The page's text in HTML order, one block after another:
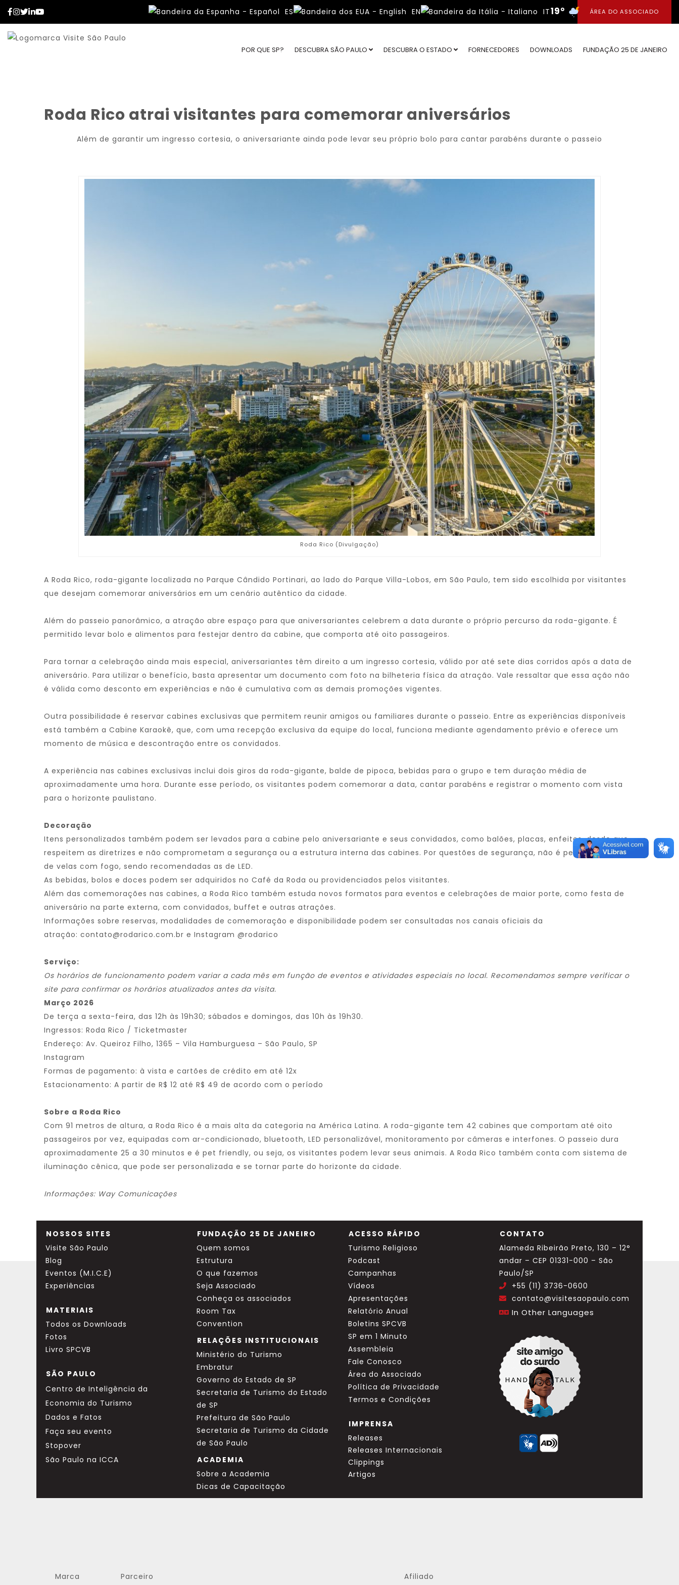
Facebook
Instagram
Twitter
LinkedIn ES EN IT19° ÁREA DO ASSOCIADO
POR QUE SP? DESCUBRA SÃO PAULO DESCUBRA O ESTADO FORNECEDORES DOWNLOADS FUNDAÇÃO 25 DE JANEIRO
Roda Rico atrai visitantes para comemorar aniversários
Além de garantir um ingresso cortesia, o aniversariante ainda pode levar seu próprio bolo para cantar parabéns durante o passeio
Roda Rico (Divulgação)
A Roda Rico, roda-gigante localizada no Parque Cândido Portinari, ao lado do Parque Villa-Lobos, em São Paulo, tem sido escolhida por visitantes
que desejam comemorar aniversários em um cenário autêntico da cidade.
Além do passeio panorâmico, a atração abre espaço para que aniversariantes celebrem a data durante o próprio percurso da roda-gigante. É
permitido levar bolo e alimentos para festejar dentro da cabine, que comporta até oito passageiros.
Para tornar a celebração ainda mais especial, aniversariantes têm direito a um ingresso cortesia, válido por até sete dias corridos após a data de
aniversário. Para utilizar o benefício, basta apresentar um documento com foto na bilheteria física da atração. Vale ressaltar que essa ação não
é válida como desconto em experiências e não é cumulativa com as demais promoções vigentes.
Outra possibilidade é reservar cabines exclusivas que permitem reunir amigos ou familiares durante o passeio. Entre as experiências disponíveis
está também a Cabine Karaokê, que, com uma recepção exclusiva da equipe do local, funciona mediante agendamento prévio e oferece um
momento de música e descontração entre os convidados.
A experiência nas cabines exclusivas inclui dois giros da roda-gigante, balde de pipoca, bebidas para o grupo e tem duração média de
aproximadamente uma hora. Durante esse período, os visitantes podem comemorar a data, cantar parabéns e registrar o momento com vista
para o horizonte paulistano.
Decoração
Itens personalizados também podem ser levados para a cabine pelo aniversariante e seus convidados, como balões, placas, enfeites, desde que
respeitem as diretrizes e não comprometam a segurança ou a estrutura interna das cabines. Por questões de segurança, não é permitido o uso
de velas com fogo, sendo recomendadas as de LED.
As bebidas, bolos e doces podem ser adquiridos no Café da Roda ou providenciados pelos visitantes.
Além das comemorações nas cabines, a Roda Rico também estuda novos formatos para eventos e celebrações de maior porte, como festa de
aniversário na parte externa, com convidados, buffet e outras atrações.
Informações sobre reservas, modalidades de comemoração e disponibilidade podem ser consultadas nos canais oficiais da
atração: contato@rodarico.com.br e Instagram @rodarico
Serviço:
Os horários de funcionamento podem variar a cada mês em função de eventos e atividades especiais no local. Recomendamos sempre verificar o
site para confirmar os horários atualizados antes da visita.
Março 2026
De terça a sexta-feira, das 12h às 19h30; sábados e domingos, das 10h às 19h30.
Ingressos: Roda Rico / Ticketmaster
Endereço: Av. Queiroz Filho, 1365 – Vila Hamburguesa – São Paulo, SP
Instagram
Formas de pagamento: à vista e cartões de crédito em até 12x
Estacionamento: A partir de R$ 12 até R$ 49 de acordo com o período
Sobre a Roda Rico
Com 91 metros de altura, a Roda Rico é a mais alta da categoria na América Latina. A roda-gigante tem 42 cabines que comportam até oito
passageiros por vez, equipadas com ar-condicionado, bluetooth, LED personalizável, monitoramento por câmeras e interfones. O passeio dura
aproximadamente 25 a 30 minutos e é pet friendly, ou seja, os visitantes podem levar seus animais. A Roda Rico também conta com sistema de
iluminação cênica, que pode ser personalizada e se tornar parte do horizonte da cidade.
Informações: Way Comunicações
NOSSOS SITES
Visite São Paulo
Blog
Eventos (M.I.C.E)
Experiências
MATERIAIS
Todos os Downloads
Fotos
Livro SPCVB
SÃO PAULO
Centro de Inteligência da
Economia do Turismo
Dados e Fatos
Faça seu evento
Stopover
São Paulo na ICCA
FUNDAÇÃO 25 DE JANEIRO
Quem somos
Estrutura
O que fazemos
Seja Associado
Conheça os associados
Room Tax
Convention
RELAÇÕES INSTITUCIONAIS
Ministério do Turismo
Embratur
Governo do Estado de SP
Secretaria de Turismo do Estado
de SP
Prefeitura de São Paulo
Secretaria de Turismo da Cidade
de São Paulo
ACADEMIA
Sobre a Academia
Dicas de Capacitação
ACESSO RÁPIDO
Turismo Religioso
Podcast
Campanhas
Vídeos
Apresentações
Relatório Anual
Boletins SPCVB
SP em 1 Minuto
Assembleia
Fale Conosco
Área do Associado
Política de Privacidade
Termos e Condições
IMPRENSA
Releases
Releases Internacionais
Clippings
Artigos
CONTATO
Alameda Ribeirão Preto, 130 – 12°
andar – CEP 01331-000 – São
Paulo/SP
+55 (11) 3736-0600
contato@visitesaopaulo.com
In Other Languages
Marca Parceiro Afiliado